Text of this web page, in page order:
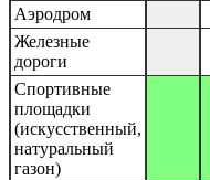
Аэродром
Железные
дороги
Спортивные
площадки
(искусственный,
натуральный
газон)